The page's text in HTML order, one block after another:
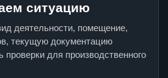
ситуацию
деятельности, помещение,
текущую документацию
проверки для производственного